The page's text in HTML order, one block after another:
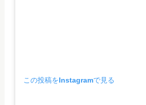
この投稿をInstagramで見る